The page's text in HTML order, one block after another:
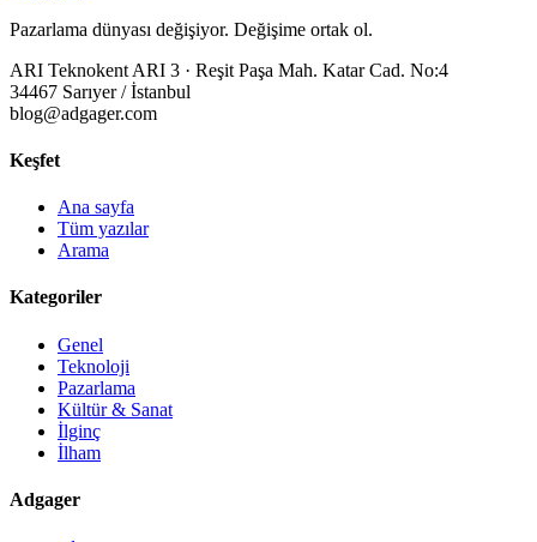
Pazarlama dünyası değişiyor. Değişime ortak ol.
ARI Teknokent ARI 3 · Reşit Paşa Mah. Katar Cad. No:4
34467 Sarıyer / İstanbul
blog@adgager.com
Keşfet
Ana sayfa
Tüm yazılar
Arama
Kategoriler
Genel
Teknoloji
Pazarlama
Kültür & Sanat
İlginç
İlham
Adgager